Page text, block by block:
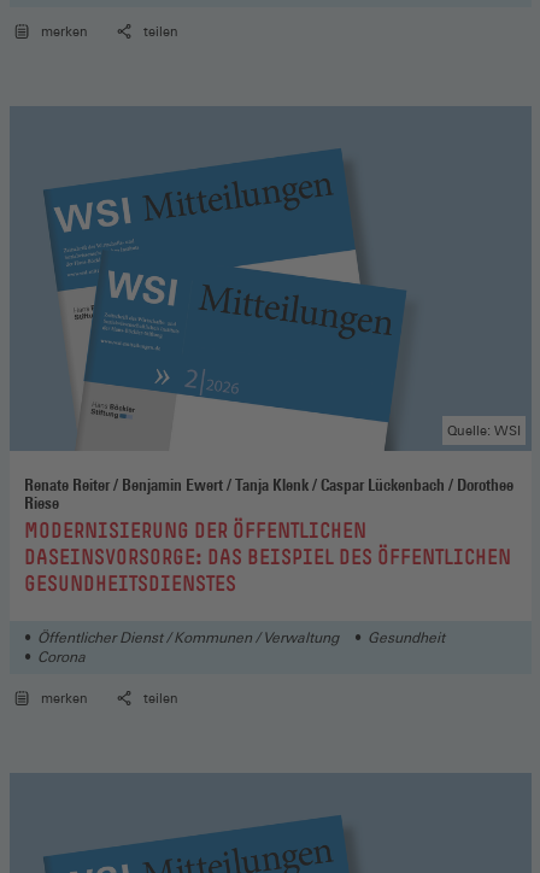
merken teilen
Renate Reiter / Benjamin Ewert / Tanja Klenk / Caspar Lückenbach / Dorothee
Riese
:MODERNISIERUNG DER ÖFFENTLICHEN
DASEINSVORSORGE: DAS BEISPIEL DES ÖFFENTLICHEN
GESUNDHEITSDIENSTES
Quelle: WSI
Öffentlicher Dienst / Kommunen / Verwaltung
Gesundheit
Corona
merken teilen